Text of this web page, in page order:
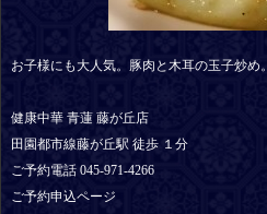
お子様にも大人気。豚肉と木耳の玉子炒め。
健康中華 青蓮 藤が丘店
田園都市線藤が丘駅 徒歩 １分
ご予約電話 045-971-4266
ご予約申込ページ